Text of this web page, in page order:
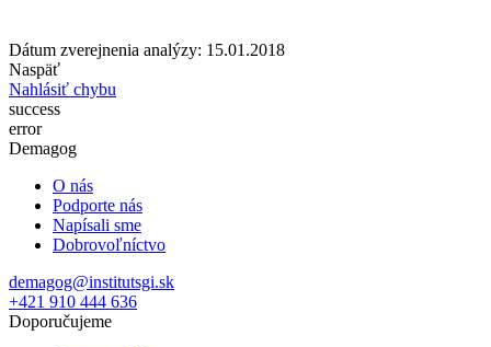
Dátum zverejnenia analýzy: 15.01.2018
Naspäť
Nahlásiť chybu
success
error
Demagog
O nás
Podporte nás
Napísali sme
Dobrovoľníctvo
demagog@institutsgi.sk
+421 910 444 636
Doporučujeme